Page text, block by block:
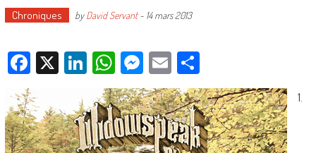
Chroniques byDavid Servant- 14 mars 2013
Facebook
X LinkedIn
WhatsApp
Messenger
EmailPartager
1.